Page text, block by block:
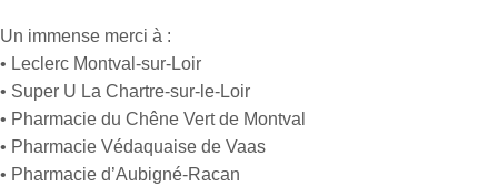
Un immense merci à :
• Leclerc Montval-sur-Loir
• Super U La Chartre-sur-le-Loir
• Pharmacie du Chêne Vert de Montval
• Pharmacie Védaquaise de Vaas
• Pharmacie d’Aubigné-Racan